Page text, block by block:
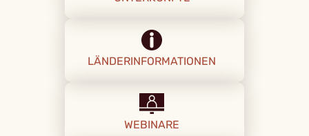
LÄNDERINFORMATIONEN
WEBINARE